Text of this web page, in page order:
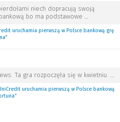
niech dopracują swoją
bo ma podstawowe …
uruchamia pierwszą w Polsce bankową grę
Ta gra rozpoczęła się w kwietniu. …
uruchamia pierwszą w Polsce bankową